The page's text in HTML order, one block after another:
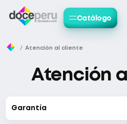
Catálogo
Atención al cliente
Atención
Garantía